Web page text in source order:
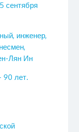
сентября
инженер,
Лян Ин
90 лет.